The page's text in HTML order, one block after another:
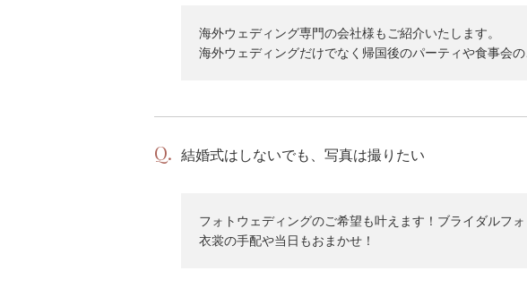
海外ウェディング専門の会社様もご紹介いたします。
海外ウェディングだけでなく帰国後のパーティや食事会の
結婚式はしないでも、写真は撮りたい
フォトウェディングのご希望も叶えます！ブライダルフ
衣裳の手配や当日もおまかせ！